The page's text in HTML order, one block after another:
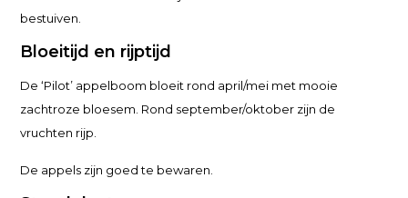
bestuiven.
Bloeitijd en rijptijd
De ‘Pilot’ appelboom bloeit rond april/mei met mooie
zachtroze bloesem. Rond september/oktober zijn de
vruchten rijp.
De appels zijn goed te bewaren.